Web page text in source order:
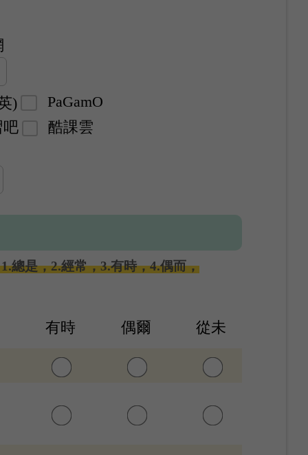
)
PaGamO
吧
酷課雲
總是，2.經常，3.有時，4.偶而，
有時 偶爾 從未